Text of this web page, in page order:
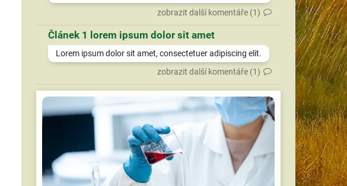
zobrazit další komentáře (1)
Článek 1 lorem ipsum dolor sit amet
Lorem ipsum dolor sit amet, consectetuer adipiscing elit.
zobrazit další komentáře (1)